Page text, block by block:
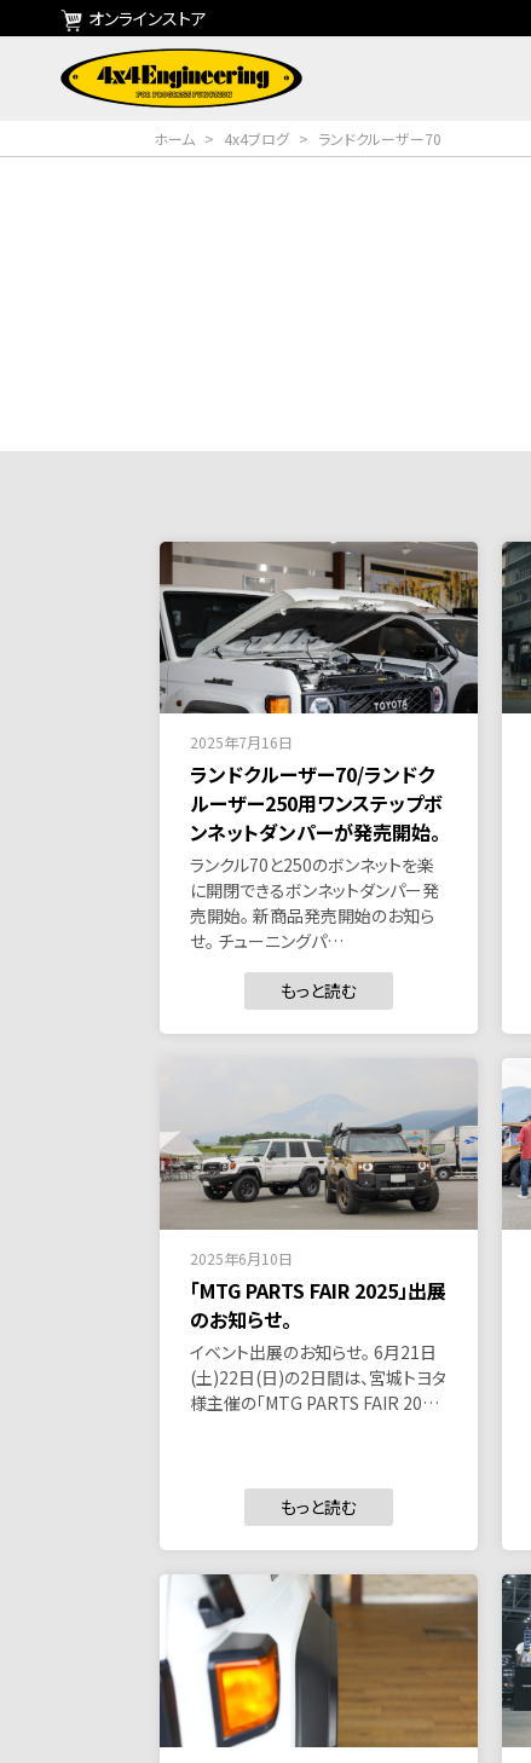
オンラインストア
ホーム > 4x4ブログ > ランドクルーザー70
2025年7月16日
ランドクルーザー70/ランドク
ルーザー250用ワンステップボ
ンネットダンパーが発売開始。
ランクル70と250のボンネットを楽
に開閉できるボンネットダンパー発
売開始。 新商品発売開始のお知ら
せ。 チューニングパ…
もっと読む
2025年6月10日
「MTG PARTS FAIR 2025」出展
のお知らせ。
イベント出展のお知らせ。 6月21日
(土)22日(日)の2日間は、宮城トヨタ
様主催の「MTG PARTS FAIR 20…
もっと読む